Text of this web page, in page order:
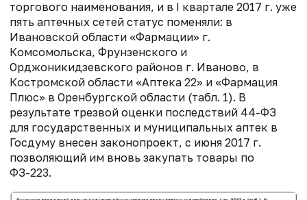
торгового наименования, и в I квартале 2017 г. уже
пять аптечных сетей статус поменяли: в
Ивановской области «Фармации» г.
Комсомольска, Фрунзенского и
Орджоникидзевского районов г. Иваново, в
Костромской области «Аптека 22» и «Фармация
Плюс» в Оренбургской области (табл. 1). В
результате трезвой оценки последствий 44-ФЗ
для государственных и муниципальных аптек в
Госдуму внесен законопроект, с июня 2017 г.
позволяющий им вновь закупать товары по
ФЗ-223.